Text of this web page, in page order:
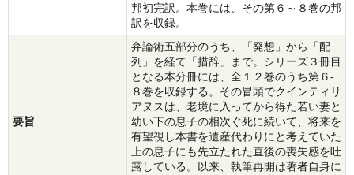
邦初完訳。本巻には、その第６～８巻の邦
訳を収録。
要旨
弁論術五部分のうち、「発想」から「配
列」を経て「措辞」まで。シリーズ３冊目
となる本分冊には、全１２巻のうち第６‐
８巻を収録する。その冒頭でクインティリ
アヌスは、老境に入ってから得た若い妻と
幼い下の息子の相次ぐ死に続いて、将来を
有望視し本書を遺産代わりにと考えていた
上の息子にも先立たれた直後の喪失感を吐
露している。以来、執筆再開は著者自身に